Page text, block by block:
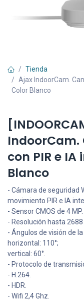
Tienda
Ajax IndoorCam.
Color Blanco
IndoorCam.
con PIR e
Blanco
- Cámara de seguridad
movimiento PIR e IA
- Sensor CMOS de 4 MP.
- Resolución hasta 2688
- Ángulos de visión de
horizontal: 110°;
vertical: 60°.
- Protocolo de
- H.264.
- HDR.
- Wifi 2,4 Ghz.